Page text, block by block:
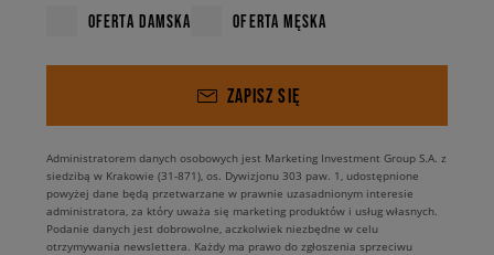
OFERTA DAMSKA OFERTA MĘSKA
ZAPISZ SIĘ
Administratorem danych osobowych jest Marketing Investment Group S.A. z
siedzibą w Krakowie (31-871), os. Dywizjonu 303 paw. 1, udostępnione
powyżej dane będą przetwarzane w prawnie uzasadnionym interesie
administratora, za który uważa się marketing produktów i usług własnych.
Podanie danych jest dobrowolne, aczkolwiek niezbędne w celu
otrzymywania newslettera. Każdy ma prawo do zgłoszenia sprzeciwu